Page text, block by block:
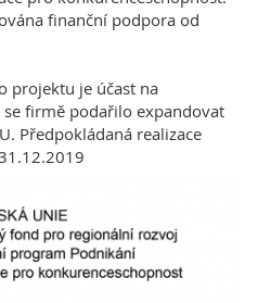
finanční podpora od
projektu je účast na
firmě podařilo expandovat
Předpokládaná realizace